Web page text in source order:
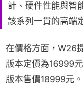
計、硬件性能與智
該系列一貫的高端
在價格方面，W26
版本定價為16999
版本售價18999元。